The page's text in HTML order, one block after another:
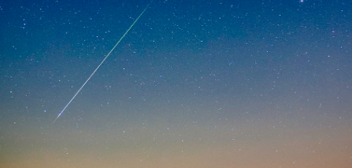
TERMINBUCHUNG
KONTAKT
PREISE